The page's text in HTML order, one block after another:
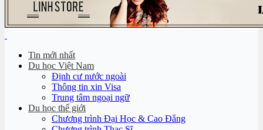
Tin mới nhất
Du học Việt Nam
Định cư nước ngoài
Thông tin xin Visa
Trung tâm ngoại ngữ
Du học thế giới
Chương trình Đại Học & Cao Đẳng